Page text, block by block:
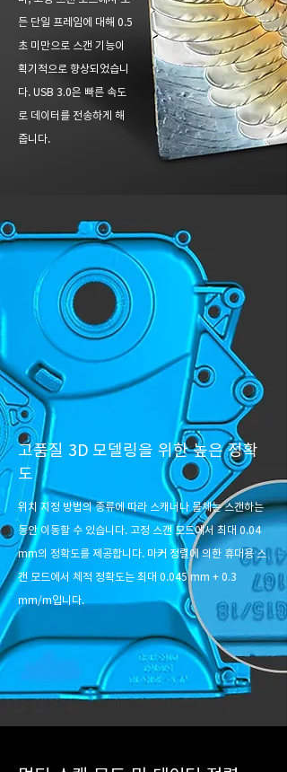
든 단일 프레임에 대해 0.5
초 미만으로 스캔 기능이
획기적으로 향상되었습니
다. USB 3.0은 빠른 속도
로 데이터를 전송하게 해
줍니다.
고품질 3D 모델링을 위한 높은 정확
도
위치 지정 방법의 종류에 따라 스캐너나 물체는 스캔하는
동안 이동할 수 있습니다. 고정 스캔 모드에서 최대 0.04
mm의 정확도를 제공합니다. 마커 정렬에 의한 휴대용 스
캔 모드에서 체적 정확도는 최대 0.045 mm + 0.3
mm/m입니다.